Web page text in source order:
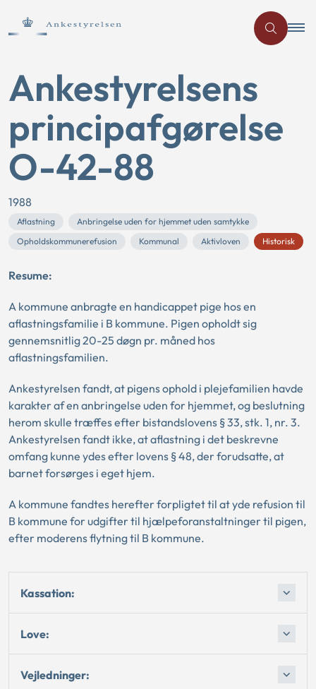
Ankestyrelsens
principafgørelse
O-42-88
1988
Aflastning
Anbringelse uden for hjemmet uden samtykke
Opholdskommunerefusion
Kommunal Aktivloven Historisk
Resume:
A kommune anbragte en handicappet pige hos en
aflastningsfamilie i B kommune. Pigen opholdt sig
gennemsnitlig 20-25 døgn pr. måned hos
aflastningsfamilien.
Ankestyrelsen fandt, at pigens ophold i plejefamilien havde
karakter af en anbringelse uden for hjemmet, og beslutning
herom skulle træffes efter bistandslovens § 33, stk. 1, nr. 3.
Ankestyrelsen fandt ikke, at aflastning i det beskrevne
omfang kunne ydes efter lovens § 48, der forudsatte, at
barnet forsørges i eget hjem.
A kommune fandtes herefter forpligtet til at yde refusion til
B kommune for udgifter til hjælpeforanstaltninger til pigen,
efter moderens flytning til B kommune.
Kassation:
Love:
Vejledninger: